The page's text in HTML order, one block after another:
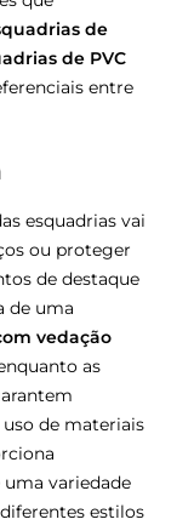
de
de PVC
entre
esquadrias vai
ou proteger
de destaque
de uma
vedação
as
de materiais
variedade
estilos